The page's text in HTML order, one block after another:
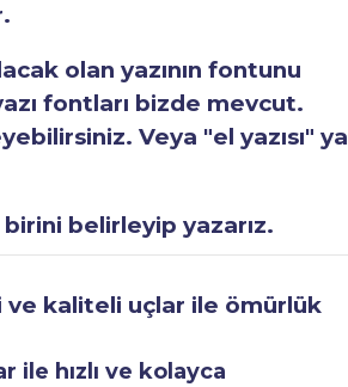
olan yazının fontunu
fontları bizde mevcut.
Veya "el yazısı" ya
belirleyip yazarız.
kaliteli uçlar ile ömürlük
ile hızlı ve kolayca